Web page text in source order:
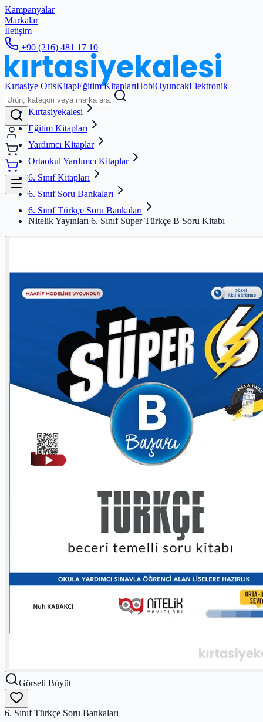
Kampanyalar
Markalar
İletişim
+90 (216) 481 17 10
Kırtasiye OfisKitapEğitim KitaplarıHobiOyuncakElektronik
Kırtasiyekalesi
Eğitim Kitapları
Yardımcı Kitaplar
Ortaokul Yardımcı Kitaplar
6. Sınıf Kitapları
6. Sınıf Soru Bankaları
6. Sınıf Türkçe Soru Bankaları
Nitelik Yayınları 6. Sınıf Süper Türkçe B Soru Kitabı
Görseli Büyüt
6. Sınıf Türkçe Soru Bankaları